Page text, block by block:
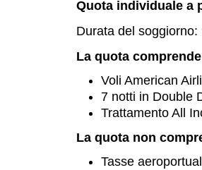
Quota individuale a
Durata del
La quota comprende
Voli American
7 notti in Double
Trattamento All
La quota non
Tasse